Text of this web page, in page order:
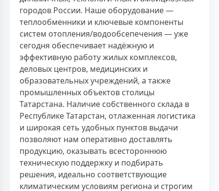
городов России. Наше оборудование —
теплообменники и ключевые компоненты
систем отопления/водообсепечения — уже
сегодня обеспечивает надёжную и
эффективную работу жилых комплексов,
деловых центров, медицинских и
образовательных учреждений, а также
промышленных объектов столицы
Татарстана. Наличие собственного склада в
Республике Татарстан, отлаженная логистика
и широкая сеть удобных пунктов выдачи
позволяют нам оперативно доставлять
продукцию, оказывать всестороннюю
техническую поддержку и подбирать
решения, идеально соответствующие
климатическим условиям региона и строгим